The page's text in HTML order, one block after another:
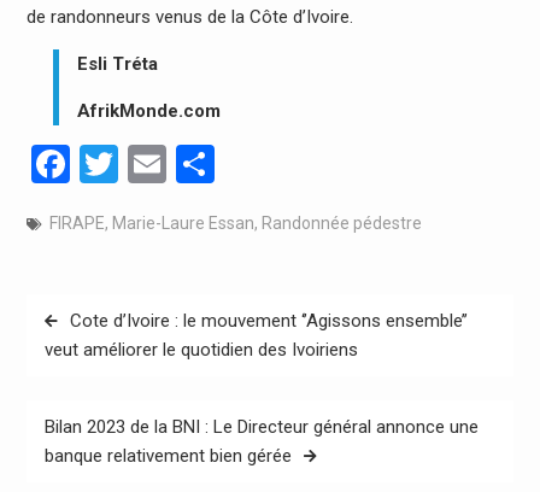
de randonneurs venus de la Côte d’Ivoire.
Esli Tréta
AfrikMonde.com
Facebook
Twitter
EmailPartager
FIRAPE, Marie-Laure Essan, Randonnée pédestre
Navigation
de
Cote d’Ivoire : le mouvement ‘’Agissons ensemble’’
veut améliorer le quotidien des Ivoiriens
Bilan 2023 de la BNI : Le Directeur général annonce une
banque relativement bien gérée